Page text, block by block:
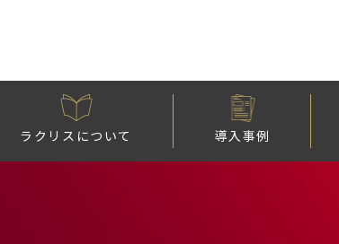
ラクリスについて 導入事例